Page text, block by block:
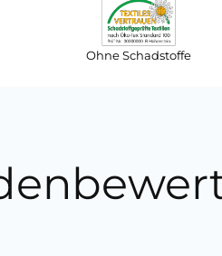
Ohne Schadstoffe